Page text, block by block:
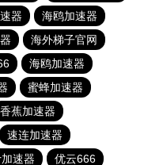
器
海鸥加速器
海外梯子官网
海鸥加速器
蜜蜂加速器
香蕉加速器
速连加速器
速器 优云666